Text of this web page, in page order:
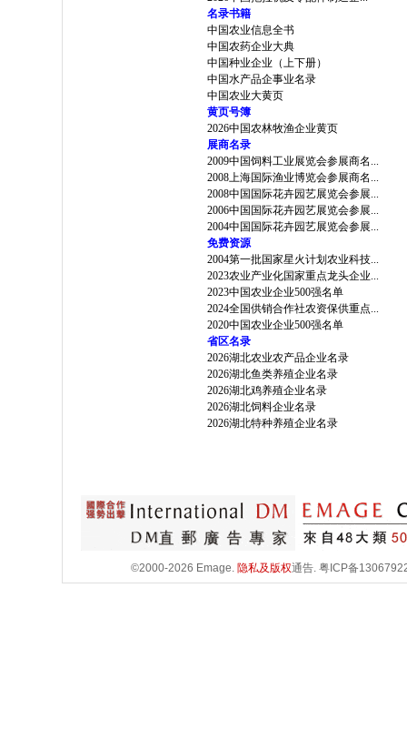
名录书籍
中国农业信息全书
中国农药企业大典
中国种业企业（上下册）
中国水产品企事业名录
中国农业大黄页
黄页号簿
2026中国农林牧渔企业黄页
展商名录
2009中国饲料工业展览会参展商名...
2008上海国际渔业博览会参展商名...
2008中国国际花卉园艺展览会参展...
2006中国国际花卉园艺展览会参展...
2004中国国际花卉园艺展览会参展...
免费资源
2004第一批国家星火计划农业科技...
2023农业产业化国家重点龙头企业...
2023中国农业企业500强名单
2024全国供销合作社农资保供重点...
2020中国农业企业500强名单
省区名录
2026湖北农业农产品企业名录
2026湖北鱼类养殖企业名录
2026湖北鸡养殖企业名录
2026湖北饲料企业名录
2026湖北特种养殖企业名录
©2000-2026 Emage. 隐私及版权通告. 粤ICP备